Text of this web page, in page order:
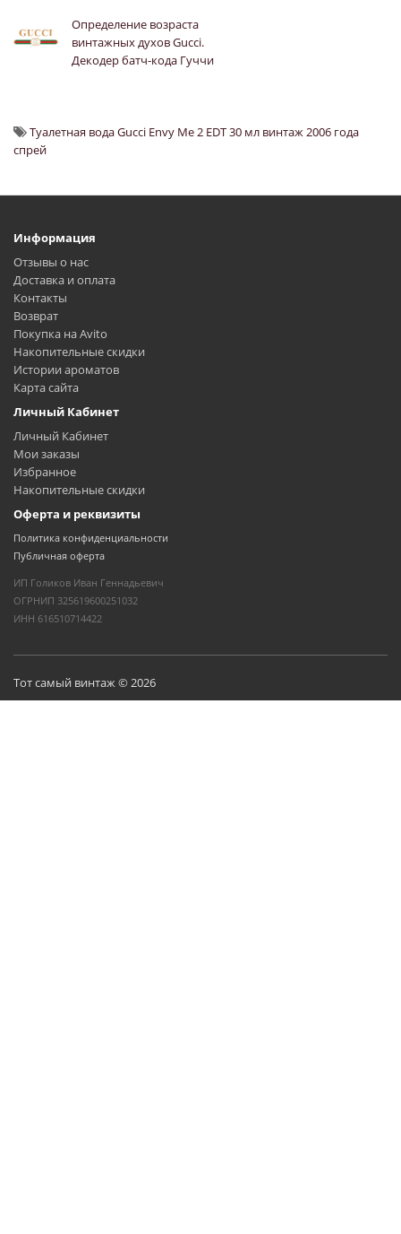
Определение возраста
винтажных духов Gucci.
Декодер батч-кода Гуччи
Туалетная вода Gucci Envy Me 2 EDT 30 мл винтаж 2006 года
спрей
Информация
Отзывы о нас
Доставка и оплата
Контакты
Возврат
Покупка на Avito
Накопительные скидки
Истории ароматов
Карта сайта
Личный Кабинет
Личный Кабинет
Мои заказы
Избранное
Накопительные скидки
Оферта и реквизиты
Политика конфиденциальности
Публичная оферта
ИП Голиков Иван Геннадьевич
ОГРНИП 325619600251032
ИНН 616510714422
Тот самый винтаж © 2026